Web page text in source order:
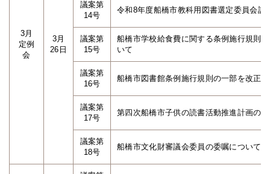
3月
定例
会
3月
26日
議案第
14号
令和8年度船橋市教科用図書選定委員会設
議案第
15号
船橋市学校給食費に関する条例施行規則
いて
議案第
16号
船橋市図書館条例施行規則の一部を改正
議案第
17号
第四次船橋市子供の読書活動推進計画の
議案第
18号
船橋市文化財審議会委員の委嘱について